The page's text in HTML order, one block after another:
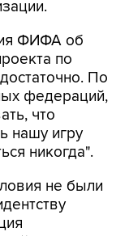
ФИФА об
По
федераций,
что
нашу игру
никогда".
не были
союзе.